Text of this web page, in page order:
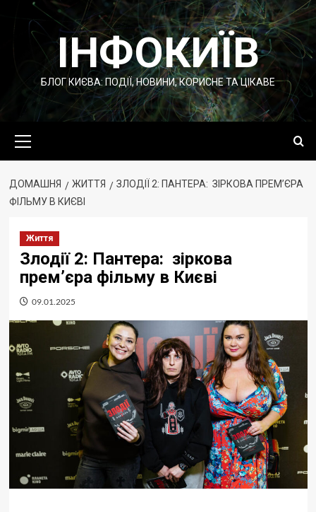
Перейти
ІНФОКИЇВ
БЛОГ КИЄВА: ПОДІЇ, НОВИНИ, КОРИСНЕ ТА ЦІКАВЕ
меню
ДОМАШНЯ ЖИТТЯ
ЗЛОДІЇ 2: ПАНТЕРА: ЗІРКОВА ПРЕМ’ЄРА
ФІЛЬМУ В КИЄВІ
Життя
Злодії 2: Пантера: зіркова
прем’єра фільму в Києві
09.01.2025